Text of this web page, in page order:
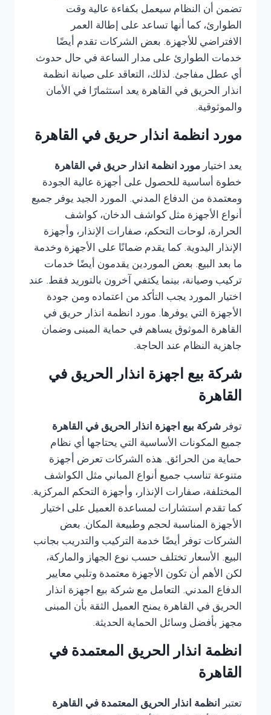
تضمن أن النظام سيعمل بكفاءة عالية وقت
الطوارئ، كما أنها تساعد على إطالة العمر
الافتراضي للأجهزة. بعض الشركات تقدم أيضًا
خدمات الطوارئ على مدار الساعة في حال حدوث
أي عطل مفاجئ. لذلك، التعاقد على صيانة انظمة
انذار الحريق في القاهرة يعد استثمارًا في الأمان
والموثوقية.
مورد انظمة انذار حريق في القاهرة
يعد اختيار مورد انظمة انذار حريق في القاهرة
خطوة أساسية للحصول على أجهزة عالية الجودة
ومعتمدة من الدفاع المدني. المورد الجيد يوفر جميع
أنواع الأجهزة مثل كواشف الدخان، كواشف
الحرارة، لوحات التحكم، صفارات الإنذار، وأجهزة
الإنذار اليدوية. كما يقدم ضمانًا على الأجهزة وخدمة
ما بعد البيع. بعض الموردين يقدمون أيضًا خدمات
تركيب وصيانة، بينما يكتفي آخرون بالتوريد فقط. عند
اختيار المورد يجب التأكد من اعتماده ومن جودة
الأجهزة التي يوفرها. مورد انظمة انذار حريق في
القاهرة الموثوق يساهم في حماية المبنى وضمان
جاهزية النظام عند الحاجة.
شركة بيع اجهزة انذار الحريق في
القاهرة
توفر شركة بيع اجهزة انذار الحريق في القاهرة
جميع المكونات الأساسية التي يحتاجها أي نظام
حماية من الحرائق. هذه الشركات تعرض أجهزة
متنوعة تناسب جميع أنواع المباني مثل الكواشف
المختلفة، صفارات الإنذار، وأجهزة التحكم المركزية.
كما تقدم استشارات لمساعدة العميل على اختيار
الأجهزة المناسبة لحجم وطبيعة المكان. بعض
الشركات توفر أيضًا خدمة التركيب والتدريب بجانب
البيع. الأسعار تختلف حسب نوع الجهاز والماركة،
لكن الأهم أن تكون الأجهزة معتمدة وتلبي معايير
الدفاع المدني. التعامل مع شركة بيع اجهزة انذار
الحريق في القاهرة يمنح العميل الثقة بأن المبنى
مجهز بأفضل وسائل الحماية الحديثة.
انظمة انذار الحريق المعتمدة في
القاهرة
تعتبر انظمة انذار الحريق المعتمدة في القاهرة